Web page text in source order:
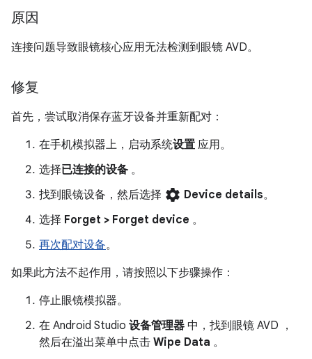
原因
连接问题导致眼镜核心应用无法检测到眼镜 AVD。
修复
首先，尝试取消保存蓝牙设备并重新配对：
在手机模拟器上，启动系统设置 应用。
选择已连接的设备 。
找到眼镜设备，然后选择 settings Device details。
选择 Forget > Forget device 。
再次配对设备。
如果此方法不起作用，请按照以下步骤操作：
停止眼镜模拟器。
在 Android Studio 设备管理器 中，找到眼镜 AVD ，
然后在溢出菜单中点击 Wipe Data 。